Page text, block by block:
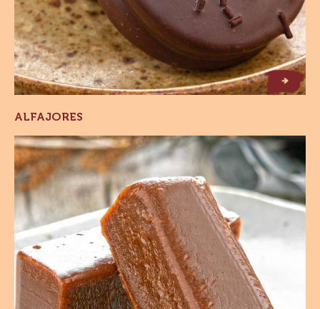
Alfajores
ALFAJORES
Balas
de
Brigadeiro